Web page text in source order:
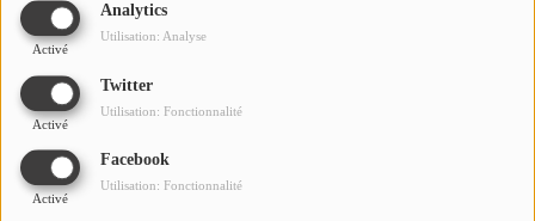
Analytics
Activé
Utilisation: Analyse
Twitter
Activé
Utilisation: Fonctionnalité
Facebook
Activé
Utilisation: Fonctionnalité
2473 vues
Retrouvez tous les inédits de Radio Gué Mozot.
Podcast(s) de l’émission